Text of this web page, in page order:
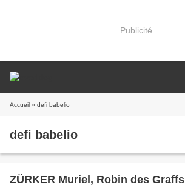
Publicité
Accueil » defi babelio
defi babelio
ZÜRKER Muriel, Robin des Graffs